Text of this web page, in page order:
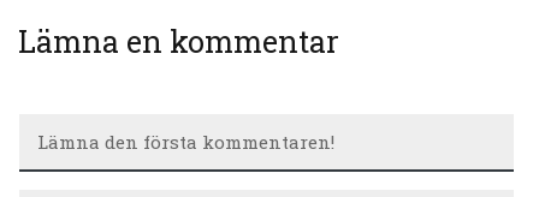
Lämna en kommentar